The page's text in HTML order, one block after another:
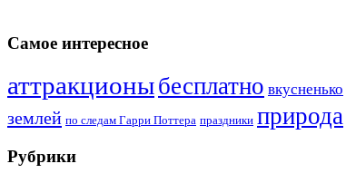
Самое интересное
аттракционыбесплатно вкусненько
землей по следам Гарри Поттера праздники природа
Рубрики